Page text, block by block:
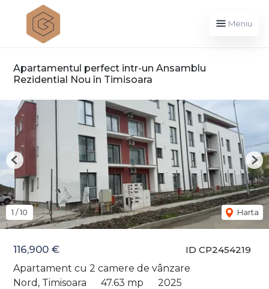
Meniu
Apartamentul perfect intr-un Ansamblu
Rezidential Nou în Timisoara
ID CP2454219
116,900 €
Apartament cu 2 camere de vânzare
Nord, Timisoara
47.63 mp 2025
1 /10 Harta
Previous